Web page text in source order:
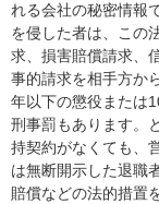
れる会社の秘密情報
を侵した者は、この
求、損害賠償請求、
事的請求を相手方か
年以下の懲役または
刑事罰もあります。
持契約がなくても、
は無断開示した退職
賠償などの法的措置